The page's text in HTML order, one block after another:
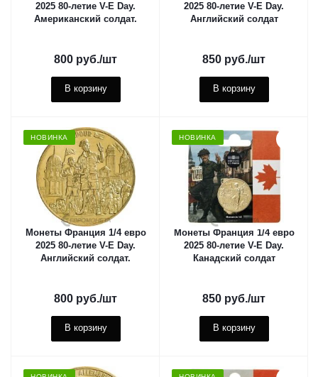
2025 80-летие V-E Day.
Американский солдат.
800 руб./шт
В корзину
2025 80-летие V-E Day.
Английский солдат
850 руб./шт
В корзину
НОВИНКА
Монеты Франция 1/4 евро
2025 80-летие V-E Day.
Английский солдат.
800 руб./шт
В корзину
НОВИНКА
Монеты Франция 1/4 евро
2025 80-летие V-E Day.
Канадский солдат
850 руб./шт
В корзину